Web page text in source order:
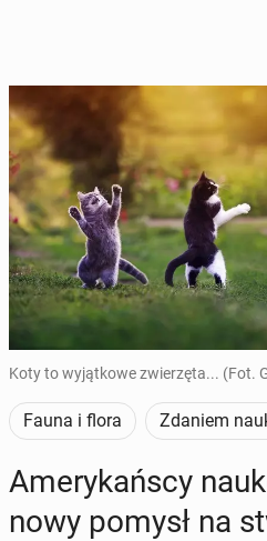
Koty to wyjątkowe zwierzęta... (Fot.
Fauna i flora Zdaniem
Ame­ry­kań­scy
nowy pomysł na